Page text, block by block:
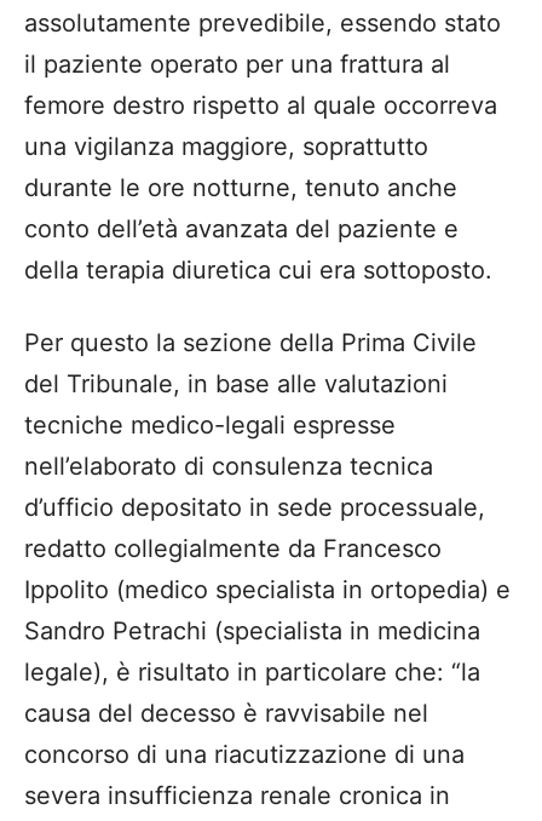
assolutamente prevedibile, essendo stato
il paziente operato per una frattura al
femore destro rispetto al quale occorreva
una vigilanza maggiore, soprattutto
durante le ore notturne, tenuto anche
conto dell’età avanzata del paziente e
della terapia diuretica cui era sottoposto.
Per questo la sezione della Prima Civile
del Tribunale, in base alle valutazioni
tecniche medico-legali espresse
nell’elaborato di consulenza tecnica
d’ufficio depositato in sede processuale,
redatto collegialmente da Francesco
Ippolito (medico specialista in ortopedia) e
Sandro Petrachi (specialista in medicina
legale), è risultato in particolare che: “la
causa del decesso è ravvisabile nel
concorso di una riacutizzazione di una
severa insufficienza renale cronica in